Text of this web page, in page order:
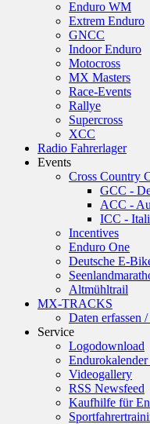
Enduro WM
Extrem Enduro
GNCC
Indoor Enduro
Motocross
MX Masters
Race-Events
Rallye
Supercross
XCC
Radio Fahrerlager
Events
Cross Country
GCC -
ACC -
ICC -
Incentives
Enduro One
Deutsche E-
Altmühltrail
MX-TRACKS
Daten erfassen
Service
Logodownload
Videogallery
RSS Newsfeed
Kaufhilfe für